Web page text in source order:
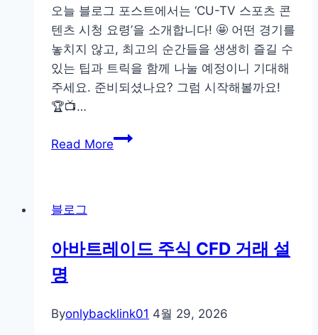
오늘 블로그 포스트에서는 ‘CU-TV 스포츠 콘
텐츠 시청 요령’을 소개합니다! 🤩 어떤 경기를
놓치지 않고, 최고의 순간들을 생생히 즐길 수
있는 팁과 트릭을 함께 나눌 예정이니 기대해
주세요. 준비되셨나요? 그럼 시작해볼까요!
🏆📺…
Read MoreCU-
텐
청
블로그
아바트레이드 주식 CFD 거래 설
명
Byonlybacklink01 4월 29, 2026